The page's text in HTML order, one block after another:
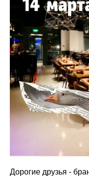
Дорогие друзья -